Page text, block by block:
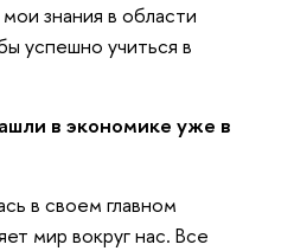
знания в области
успешно учиться в
в экономике уже в
в своем главном
мир вокруг нас. Все